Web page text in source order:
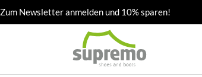
Zum Newsletter anmelden und 10% sparen!